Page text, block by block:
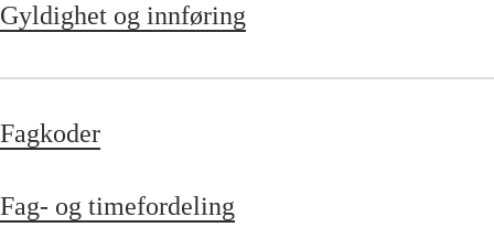
Gyldighet og innføring
Fagkoder
Fag- og timefordeling